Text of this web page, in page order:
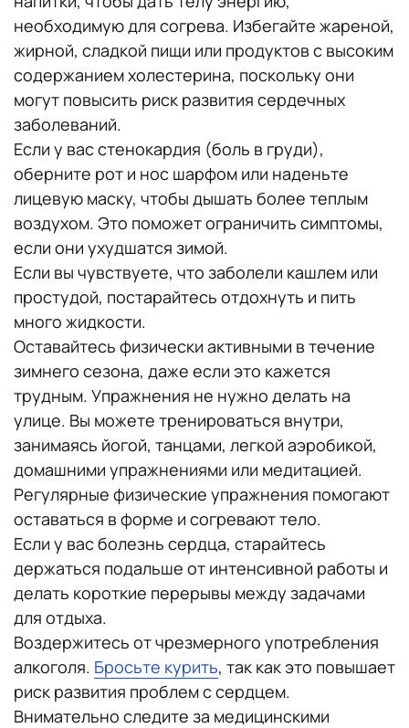
необходимую для согрева. Избегайте жареной,
жирной, сладкой пищи или продуктов с высоким
содержанием холестерина, поскольку они
могут повысить риск развития сердечных
заболеваний.
Если у вас стенокардия (боль в груди),
оберните рот и нос шарфом или наденьте
лицевую маску, чтобы дышать более теплым
воздухом. Это поможет ограничить симптомы,
если они ухудшатся зимой.
Если вы чувствуете, что заболели кашлем или
простудой, постарайтесь отдохнуть и пить
много жидкости.
Оставайтесь физически активными в течение
зимнего сезона, даже если это кажется
трудным. Упражнения не нужно делать на
улице. Вы можете тренироваться внутри,
занимаясь йогой, танцами, легкой аэробикой,
домашними упражнениями или медитацией.
Регулярные физические упражнения помогают
оставаться в форме и согревают тело.
Если у вас болезнь сердца, старайтесь
держаться подальше от интенсивной работы и
делать короткие перерывы между задачами
для отдыха.
Воздержитесь от чрезмерного употребления
алкоголя. Бросьте курить, так как это повышает
риск развития проблем с сердцем.
Внимательно следите за медицинскими